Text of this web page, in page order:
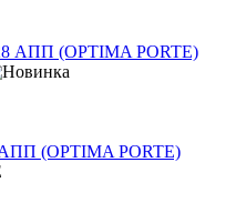
(OPTIMA PORTE)